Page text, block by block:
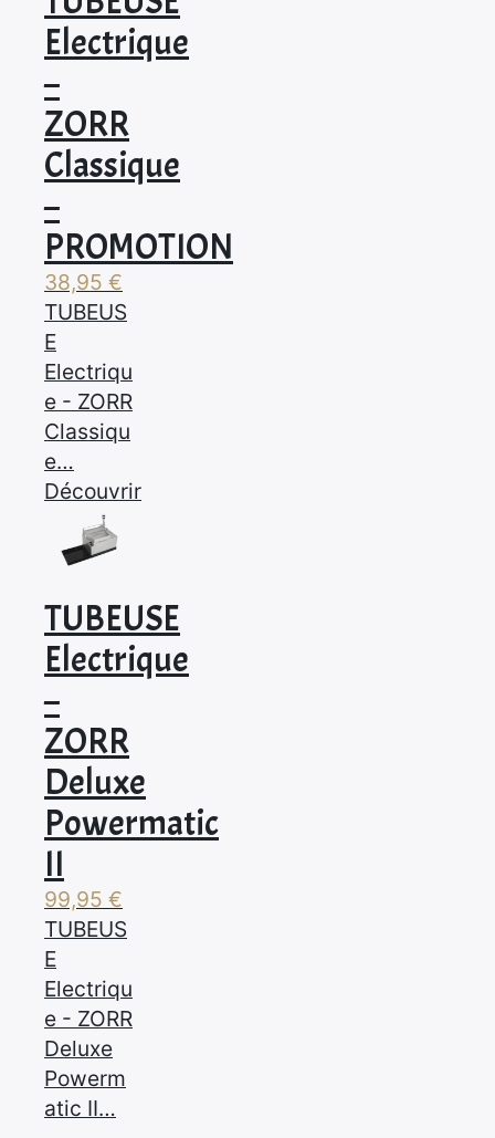
Electrique
–
ZORR
Classique
–
PROMOTION
38,95 €
TUBEUS
E
Electriqu
e - ZORR
Classiqu
e…
Découvrir
TUBEUSE
Electrique
–
ZORR
Deluxe
Powermatic
II
99,95 €
TUBEUS
E
Electriqu
e - ZORR
Deluxe
Powerm
atic II…